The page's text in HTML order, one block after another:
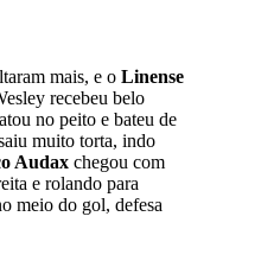
mais, e o Linense
recebeu belo
no peito e bateu de
muito torta, indo
Audax chegou com
e rolando para
meio do gol, defesa